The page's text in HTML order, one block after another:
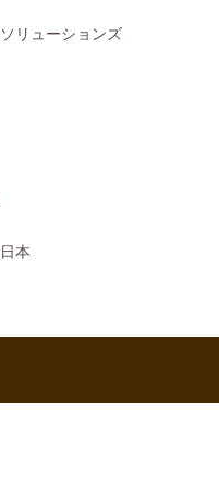
リューションズ
本